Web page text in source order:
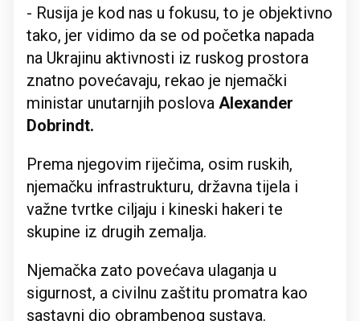
- Rusija je kod nas u fokusu, to je objektivno
tako, jer vidimo da se od početka napada
na Ukrajinu aktivnosti iz ruskog prostora
znatno povećavaju, rekao je njemački
ministar unutarnjih poslova Alexander
Dobrindt.
Prema njegovim riječima, osim ruskih,
njemačku infrastrukturu, državna tijela i
važne tvrtke ciljaju i kineski hakeri te
skupine iz drugih zemalja.
Njemačka zato povećava ulaganja u
sigurnost, a civilnu zaštitu promatra kao
sastavni dio obrambenog sustava.